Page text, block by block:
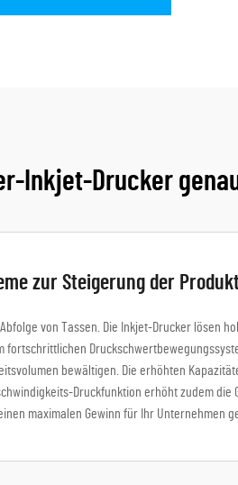
Inkjet-Drucker
zur Steigerung der
von Tassen. Die Inkjet-Drucker lösen
bewältigen. Die erhöhten
Druckfunktion erhöht zudem
maximalen Gewinn für Ihr Unternehmen